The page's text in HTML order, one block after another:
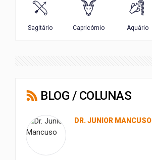
BLOG / COLUNAS
DR. JUNIOR MANCUSO